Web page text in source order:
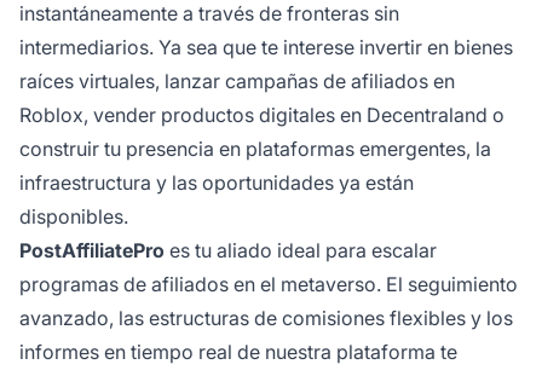
instantáneamente a través de fronteras sin
intermediarios. Ya sea que te interese invertir en bienes
raíces virtuales, lanzar campañas de afiliados en
Roblox, vender productos digitales en Decentraland o
construir tu presencia en plataformas emergentes, la
infraestructura y las oportunidades ya están
disponibles.
PostAffiliatePro es tu aliado ideal para escalar
programas de afiliados en el metaverso. El seguimiento
avanzado, las estructuras de comisiones flexibles y los
informes en tiempo real de nuestra plataforma te